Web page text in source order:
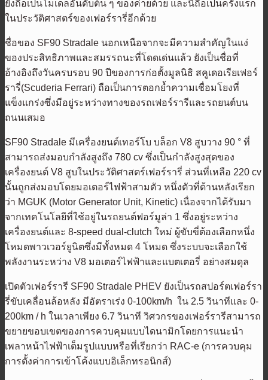
ยังถือเป็นโมเดลอันดับต้น ๆ ของค่ายด้วย และนี่ถือเป็นครั้งแรก
ในประวัติศาสตร์ของเฟอร์รารี่อีกด้วย
ชื่อของ SF90 Stradale นอกเหนือจากจะมีความสำคัญในแง่
ของประสิทธิภาพและสมรรถนะที่โดดเด่นแล้ว ยังเป็นชื่อที่
อ้างอิงถึงวันครบรอบ 90 ปีของการก่อตั้งมูลนิธิ สคูเดอเรียเฟอร์
รารี่(Scuderia Ferrari) ถือเป็นการตอกย้ำความเชื่อมโยงที่
แข็งแกร่งซึ่งมีอยู่ระหว่างทางของรถเฟอร์รารีและรถยนต์บน
ถนนเสมอ
SF90 Stradale มีเครื่องยนต์เทอร์โบ บล็อก V8 สูบวาง 90 ° ที่
สามารถส่งมอบกำลังสูงถึง 780 cv ซึ่งเป็นกำลังสูงสุดของ
เครื่องยนต์ V8 สูบในประวัติศาสตร์เฟอร์รารี่ ส่วนที่เหลือ 220 cv
นั้นถูกส่งมอบโดยมอเตอร์ไฟฟ้าสามตัว หนึ่งตัวที่ด้านหลังเรียก
ว่า MGUK (Motor Generator Unit, Kinetic) เนื่องจากได้รับมา
จากเทคโนโลยีที่ใช้อยู่ในรถยนต์ฟอร์มูล่า 1 ซึ่งอยู่ระหว่าง
เครื่องยนต์และ 8-speed dual-clutch ใหม่ ผู้ขับขี่ต้องเลือกหนึ่ง
โหมดพาวเวอร์ยูนิตซึ่งมีทั้งหมด 4 โหมด ซึ่งระบบจะเลือกใช้
พลังงานระหว่าง V8 มอเตอร์ไฟฟ้าและแบตเตอรี่ อย่างสมดุล
เปิดตัวเฟอร์รารี SF90 Stradale PHEV ยังเป็นรถสปอร์ตเฟอร์รา
รี่ขับเคลื่อนล้อหลัง มีอัตราเร่ง 0-100km/h ใน 2.5 วินาทีและ 0-
200km / h ในเวลาเพียง 6.7 วินาที วิศวกรของเฟอร์รารีสามารถ
ขยายขอบเขตของการควบคุมแบบไดนามิกโดยการแนะนำ
เพลาหน้าไฟฟ้าเต็มรูปแบบหรือที่เรียกว่า RAC-e (การควบคุม
การตั้งค่าการเข้าโค้งแบบอิเล็กทรอนิกส์)